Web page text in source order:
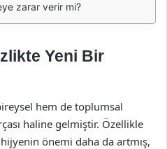
zarar verir mi?
Yeni Bir
hem de toplumsal
haline gelmiştir. Özellikle
önemi daha da artmış,